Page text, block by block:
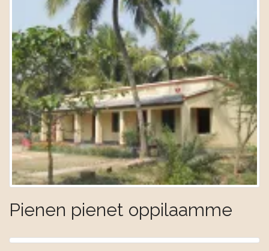
Pienen pienet oppilaamme